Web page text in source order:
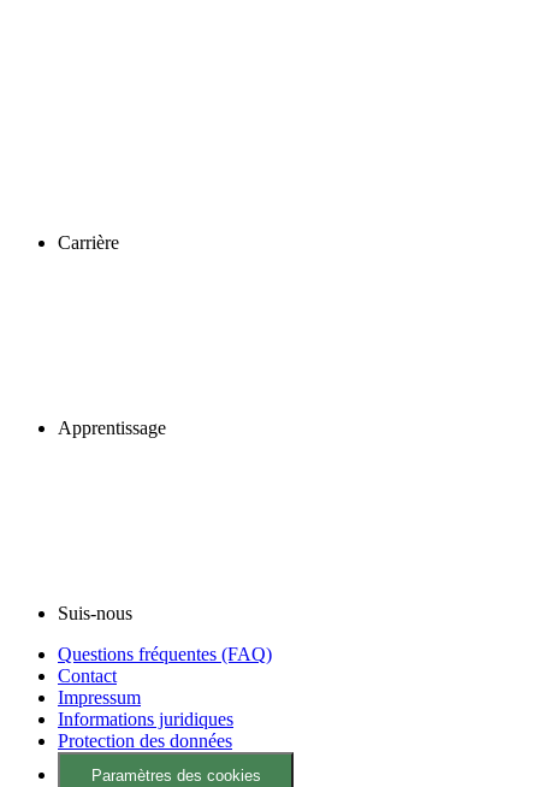
Carrière
Apprentissage
Suis-nous
Questions fréquentes (FAQ)
Contact
Impressum
Informations juridiques
Protection des données
Paramètres des cookies